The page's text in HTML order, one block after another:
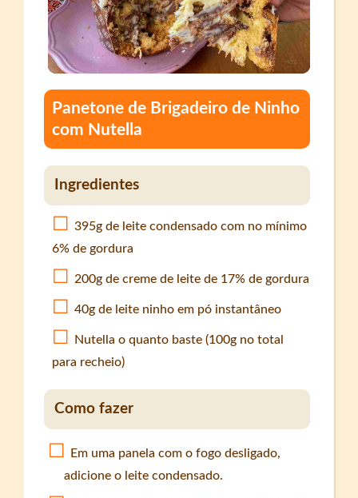
Panetone de Brigadeiro de Ninho
com Nutella
Ingredientes
395g de leite condensado com no mínimo
6% de gordura
200g de creme de leite de 17% de gordura
40g de leite ninho em pó instantâneo
Nutella o quanto baste (100g no total
para recheio)
Como fazer
Em uma panela com o fogo desligado,
adicione o leite condensado.